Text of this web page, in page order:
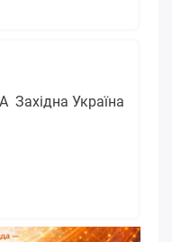
Україна